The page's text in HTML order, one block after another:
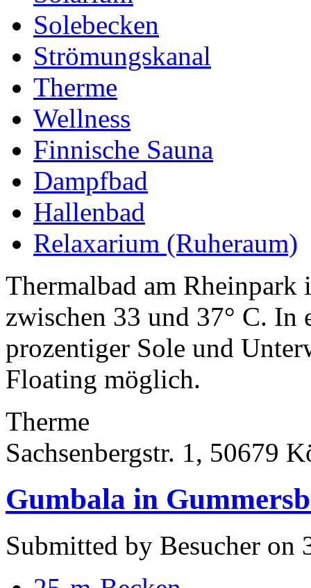
Solebecken
Strömungskanal
Therme
Wellness
Finnische Sauna
Dampfbad
Hallenbad
Relaxarium (Ruheraum)
Thermalbad am Rheinpark
zwischen 33 und 37° C. In
prozentiger Sole und
Floating möglich.
Therme
Sachsenbergstr. 1, 50679
Gumbala in
Submitted by Besucher on